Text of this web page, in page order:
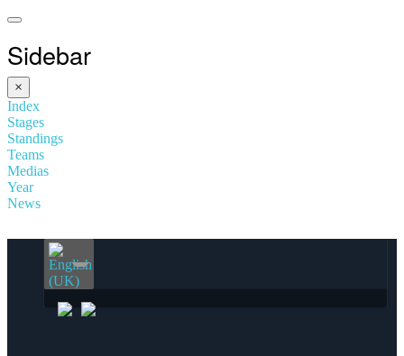
Sidebar
×
Index
Stages
Standings
Teams
Medias
Year
News